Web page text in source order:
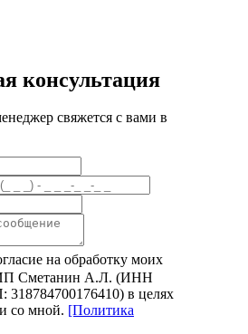
консультация
свяжется с вами в
на обработку моих
Сметанин А.Л. (ИНН
в целях
со мной. [Политика